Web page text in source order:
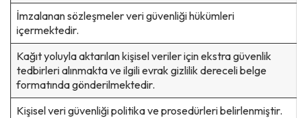
İmzalanan sözleşmeler veri güvenliği hükümleri
içermektedir.
Kağıt yoluyla aktarılan kişisel veriler için ekstra güvenlik
tedbirleri alınmakta ve ilgili evrak gizlilik dereceli belge
formatında gönderilmektedir.
Kişisel veri güvenliği politika ve prosedürleri belirlenmiştir.